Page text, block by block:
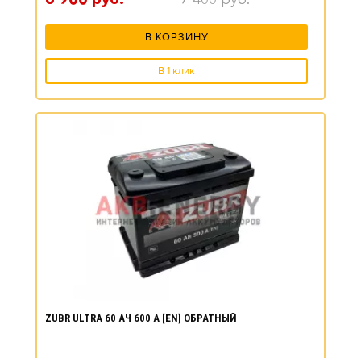
В КОРЗИНУ
В 1 клик
ZUBR ULTRA 60 АЧ 600 А [EN] ОБРАТНЫЙ